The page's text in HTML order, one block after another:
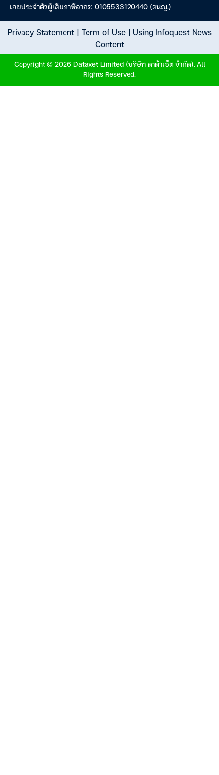
เลขประจำตัวผู้เสียภาษีอากร: 0105533120440 (สนญ.)
Privacy Statement| Term of Use| Using Infoquest News
Content
Copyright © 2026 Dataxet Limited (บริษัท ดาต้าเซ็ต จำกัด). All
Rights Reserved.